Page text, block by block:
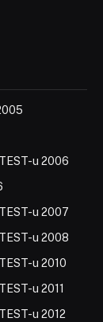
u 2006
u 2007
u 2008
u 2010
u 2011
u 2012